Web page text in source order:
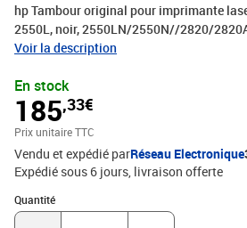
hp Tambour original pour imprimante
2550L, noir, 2550LN/2550N//2820/
Capacité: 20.000 pages, (Q3964A)
Voir la description
En stock
185,33€
Prix unitaire TTC
Vendu et expédié parRéseau Electronique
Expédié sous 6 jours livraison offerte
Quantité
Quantité : 1